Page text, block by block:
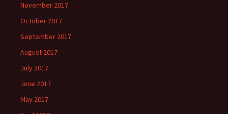
November 2017
October 2017
September 2017
August 2017
July 2017
June 2017
May 2017